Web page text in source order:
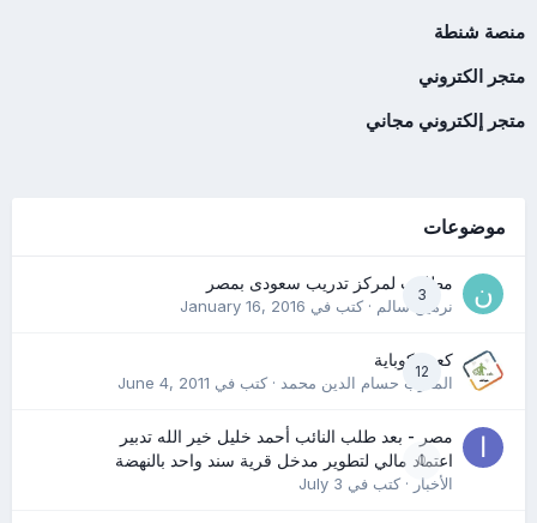
منصة شنطة
متجر الكتروني
متجر إلكتروني مجاني
موضوعات
3
مطلوب لمركز تدريب سعودى بمصر
نرمين سالم· كتب في January 16, 2016
12
كعب كوباية
المدرب حسام الدين محمد· كتب في June 4, 2011
0
مصر - بعد طلب النائب أحمد خليل خير الله تدبير
اعتماد مالي لتطوير مدخل قرية سند واحد بالنهضة
الأخبار· كتب في July 3